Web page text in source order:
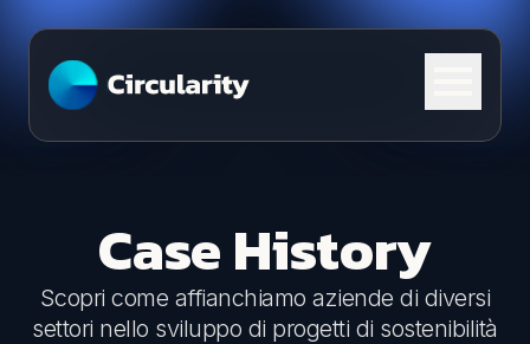
Skip to content
Case History
Scopri come affianchiamo aziende di diversi
settori nello sviluppo di progetti di sostenibilità